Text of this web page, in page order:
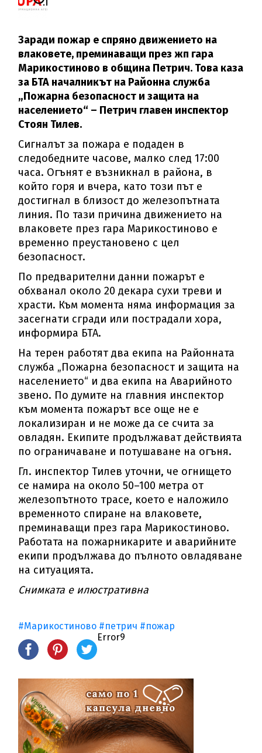
Заради пожар е спряно движението на
влаковете, преминаващи през жп гара
Марикостиново в община Петрич. Това каза
за БТА началникът на Районна служба
„Пожарна безопасност и защита на
населението“ – Петрич главен инспектор
Стоян Тилев.
Сигналът за пожара е подаден в
следобедните часове, малко след 17:00
часа. Огънят е възникнал в района, в
който горя и вчера, като този път е
достигнал в близост до железопътната
линия. По тази причина движението на
влаковете през гара Марикостиново е
временно преустановено с цел
безопасност.
По предварителни данни пожарът е
обхванал около 20 декара сухи треви и
храсти. Към момента няма информация за
засегнати сгради или пострадали хора,
информира БТА.
На терен работят два екипа на Районната
служба „Пожарна безопасност и защита на
населението“ и два екипа на Аварийното
звено. По думите на главния инспектор
към момента пожарът все още не е
локализиран и не може да се счита за
овладян. Екипите продължават действията
по ограничаване и потушаване на огъня.
Гл. инспектор Тилев уточни, че огнището
се намира на около 50–100 метра от
железопътното трасе, което е наложило
временното спиране на влаковете,
преминаващи през гара Марикостиново.
Работата на пожарникарите и аварийните
екипи продължава до пълното овладяване
на ситуацията.
Снимката е илюстративна
#Марикостиново #петрич #пожар
Error9